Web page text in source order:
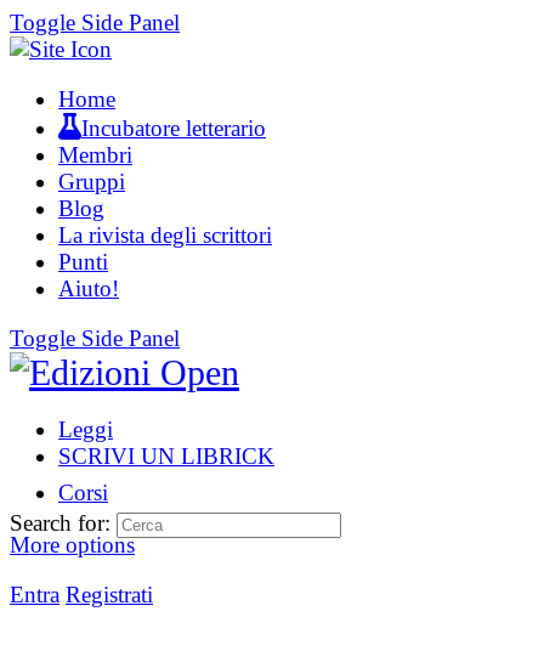
Toggle Side Panel
Home
Incubatore letterario
Membri
Gruppi
Blog
La rivista degli scrittori
Punti
Aiuto!
Toggle Side Panel
Leggi
SCRIVI UN LIBRICK
Corsi
More options
Entra Registrati
Search for: